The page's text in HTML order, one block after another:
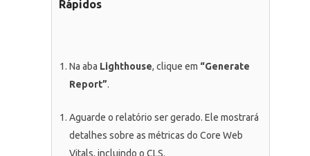
Rápidos
Na aba Lighthouse, clique em “Generate
Report”.
Aguarde o relatório ser gerado. Ele mostrará
detalhes sobre as métricas do Core Web
Vitals, incluindo o CLS.